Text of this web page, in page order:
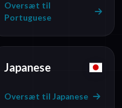
Oversæt til
Portuguese
Japanese
Oversæt til Japanese